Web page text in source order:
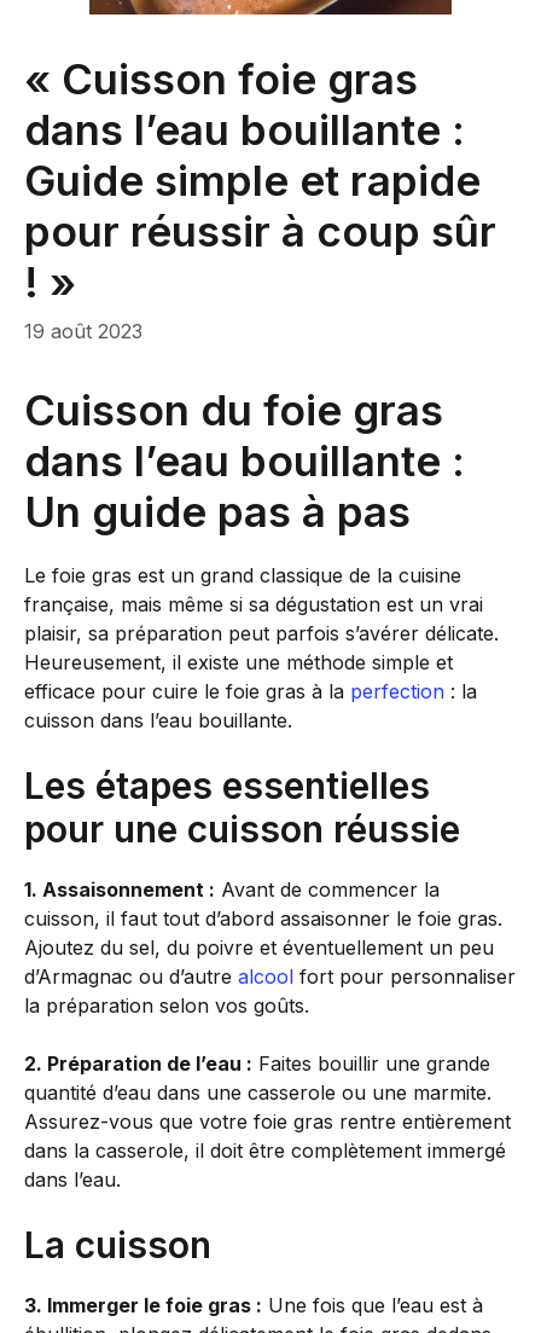
« Cuisson foie gras
dans l’eau bouillante :
Guide simple et rapide
pour réussir à coup sûr
! »
19 août 2023
Cuisson du foie gras
dans l’eau bouillante :
Un guide pas à pas
Le foie gras est un grand classique de la cuisine
française, mais même si sa dégustation est un vrai
plaisir, sa préparation peut parfois s’avérer délicate.
Heureusement, il existe une méthode simple et
efficace pour cuire le foie gras à la perfection : la
cuisson dans l’eau bouillante.
Les étapes essentielles
pour une cuisson réussie
1. Assaisonnement : Avant de commencer la
cuisson, il faut tout d’abord assaisonner le foie gras.
Ajoutez du sel, du poivre et éventuellement un peu
d’Armagnac ou d’autre alcool fort pour personnaliser
la préparation selon vos goûts.
2. Préparation de l’eau : Faites bouillir une grande
quantité d’eau dans une casserole ou une marmite.
Assurez-vous que votre foie gras rentre entièrement
dans la casserole, il doit être complètement immergé
dans l’eau.
La cuisson
3. Immerger le foie gras : Une fois que l’eau est à